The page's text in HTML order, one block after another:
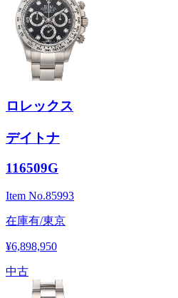
ロレックス
デイトナ
116509G
Item No.85993
在庫有/東京
¥6,898,950
中古